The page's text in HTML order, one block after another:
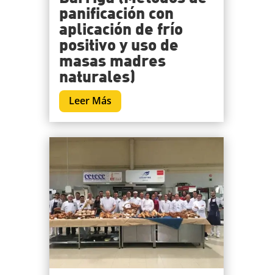
panificación con
aplicación de frío
positivo y uso de
masas madres
naturales)
Leer Más